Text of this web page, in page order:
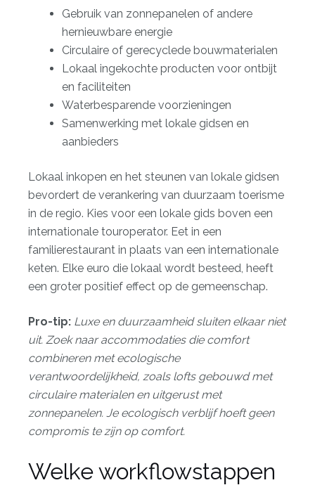
Gebruik van zonnepanelen of andere
hernieuwbare energie
Circulaire of gerecyclede bouwmaterialen
Lokaal ingekochte producten voor ontbijt
en faciliteiten
Waterbesparende voorzieningen
Samenwerking met lokale gidsen en
aanbieders
Lokaal inkopen en het steunen van lokale gidsen
bevordert de verankering van duurzaam toerisme
in de regio. Kies voor een lokale gids boven een
internationale touroperator. Eet in een
familierestaurant in plaats van een internationale
keten. Elke euro die lokaal wordt besteed, heeft
een groter positief effect op de gemeenschap.
Pro-tip: Luxe en duurzaamheid sluiten elkaar niet
uit. Zoek naar accommodaties die comfort
combineren met ecologische
verantwoordelijkheid, zoals lofts gebouwd met
circulaire materialen en uitgerust met
zonnepanelen. Je ecologisch verblijfhoeft geen
compromis te zijn op comfort.
Welke workflowstappen